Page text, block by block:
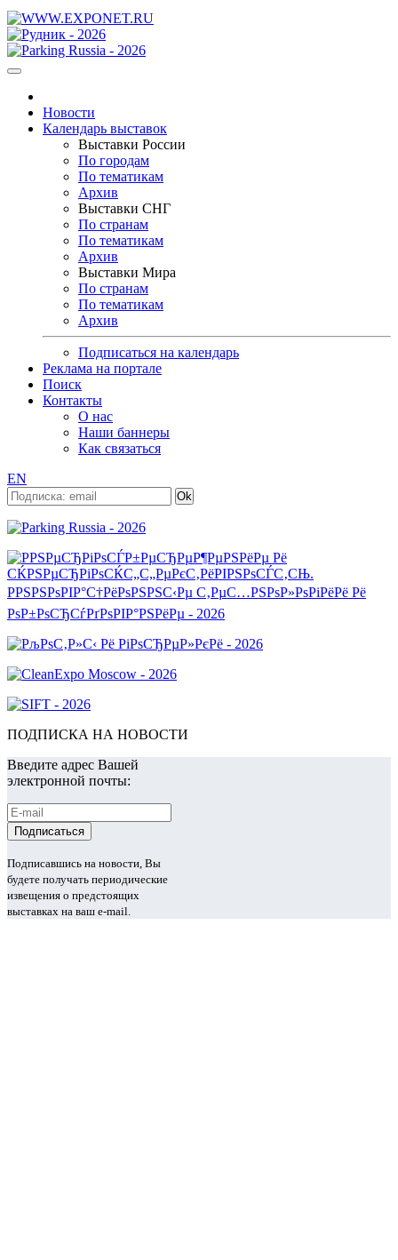
Новости
Календарь выставок
Выставки России
По городам
По тематикам
Архив
Выставки СНГ
По странам
По тематикам
Архив
Выставки Мира
По странам
По тематикам
Архив
Подписаться на календарь
Реклама на портале
Поиск
Контакты
О нас
Наши баннеры
Как связаться
EN
ПОДПИСКА НА НОВОСТИ
Введите адрес Вашей
электронной почты:
Подписавшись на новости, Вы
будете получать периодические
извещения о предстоящих
выставках на ваш e-mail.